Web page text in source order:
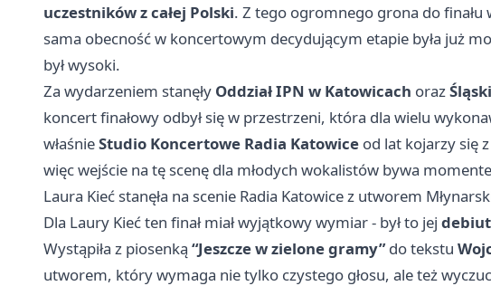
uczestników z całej Polski. Z tego ogromnego grona do finału
sama obecność w koncertowym decydującym etapie była już
był wysoki.
Za wydarzeniem stanęły Oddział IPN w Katowicach oraz
koncert finałowy odbył się w przestrzeni, która dla wielu
właśnieStudio Koncertowe Radia Katowice od lat kojarzy się
więc wejście na tę scenę dla młodych wokalistów bywa
Laura Kieć stanęła na scenie Radia Katowice z utworem
Dla Laury Kieć ten finał miał wyjątkowy wymiar - był to jej
Wystąpiła z piosenką “Jeszcze w zielone gramy”do tekstu
utworem, który wymaga nie tylko czystego głosu, ale też